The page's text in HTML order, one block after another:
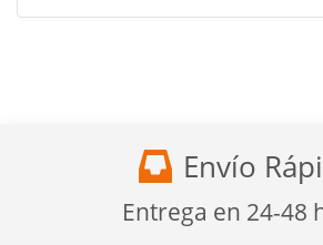
Envío
Entrega en 24-48